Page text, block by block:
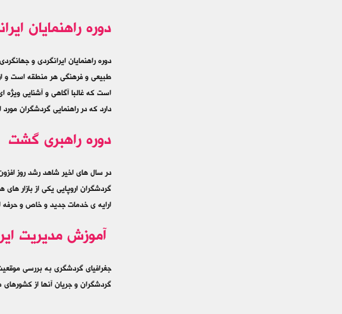
دوره راهنمایان
دوره راهنمایان ایرانگردی و
طبيعي و فرهنگي هر منطقه است و
است که غالبا آگاهي و آشنايي
دارد که در راهنمايي گردشگران مورد
دوره راهبری گشت
در سال های اخیر شاهد رشد روز
گردشگران اروپایی یکی از بازار
ارایه ی خدمات جدید و خاص و حرفه
آموزش مدیریت
جغرافیای گردشگری به بررسی
گردشگران و جریان آنها از